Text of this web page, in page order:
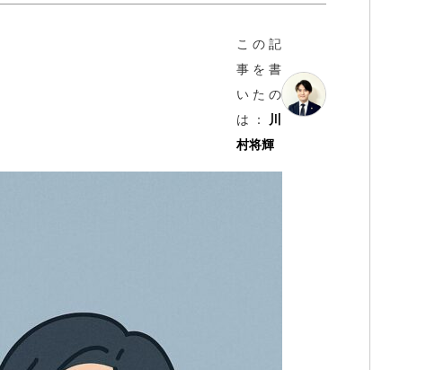
この記
事を書
いたの
は：
川
村将輝